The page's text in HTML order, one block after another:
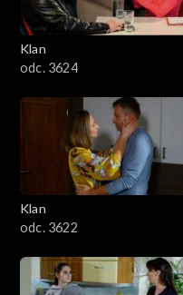
Klan
odc. 3624
Klan
odc. 3622